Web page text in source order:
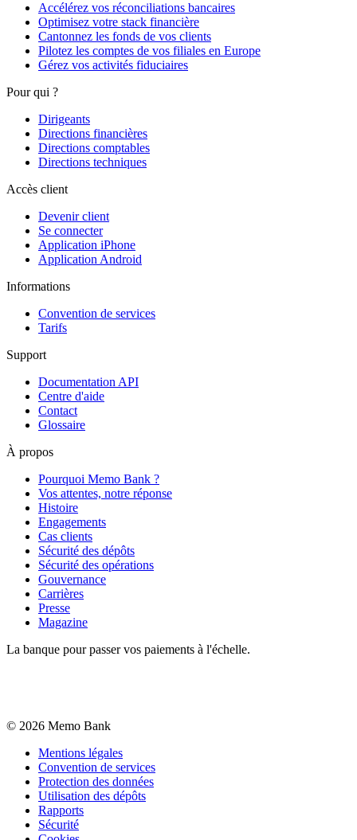
Accélérez vos réconciliations bancaires
Optimisez votre stack financière
Cantonnez les fonds de vos clients
Pilotez les comptes de vos filiales en Europe
Gérez vos activités fiduciaires
Pour qui ?
Dirigeants
Directions financières
Directions comptables
Directions techniques
Accès client
Devenir client
Se connecter
Application iPhone
Application Android
Informations
Convention de services
Tarifs
Support
Documentation API
Centre d'aide
Contact
Glossaire
À propos
Pourquoi Memo Bank ?
Vos attentes, notre réponse
Histoire
Engagements
Cas clients
Sécurité des dépôts
Sécurité des opérations
Gouvernance
Carrières
Presse
Magazine
La banque pour passer vos paiements à l'échelle.
© 2026 Memo Bank
Mentions légales
Convention de services
Protection des données
Utilisation des dépôts
Rapports
Sécurité